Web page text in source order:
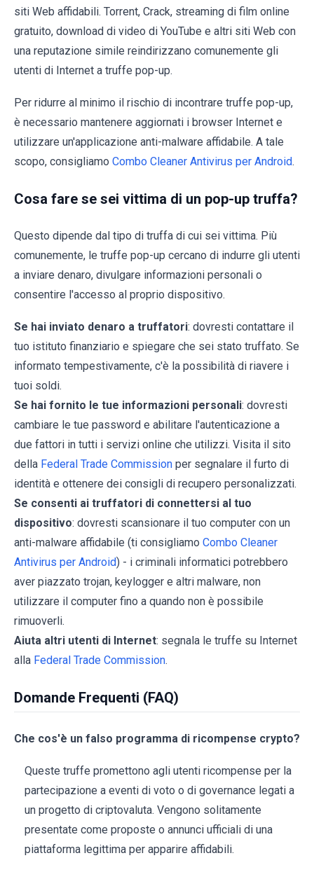
siti Web affidabili. Torrent, Crack, streaming di film online
gratuito, download di video di YouTube e altri siti Web con
una reputazione simile reindirizzano comunemente gli
utenti di Internet a truffe pop-up.
Per ridurre al minimo il rischio di incontrare truffe pop-up,
è necessario mantenere aggiornati i browser Internet e
utilizzare un'applicazione anti-malware affidabile. A tale
scopo, consigliamo Combo Cleaner Antivirus per Android.
Cosa fare se sei vittima di un pop-up truffa?
Questo dipende dal tipo di truffa di cui sei vittima. Più
comunemente, le truffe pop-up cercano di indurre gli utenti
a inviare denaro, divulgare informazioni personali o
consentire l'accesso al proprio dispositivo.
Se hai inviato denaro a truffatori: dovresti contattare il
tuo istituto finanziario e spiegare che sei stato truffato. Se
informato tempestivamente, c'è la possibilità di riavere i
tuoi soldi.
Se hai fornito le tue informazioni personali: dovresti
cambiare le tue password e abilitare l'autenticazione a
due fattori in tutti i servizi online che utilizzi. Visita il sito
della Federal Trade Commission per segnalare il furto di
identità e ottenere dei consigli di recupero personalizzati.
Se consenti ai truffatori di connettersi al tuo
dispositivo: dovresti scansionare il tuo computer con un
anti-malware affidabile (ti consigliamo Combo Cleaner
Antivirus per Android) - i criminali informatici potrebbero
aver piazzato trojan, keylogger e altri malware, non
utilizzare il computer fino a quando non è possibile
rimuoverli.
Aiuta altri utenti di Internet: segnala le truffe su Internet
alla Federal Trade Commission.
Domande Frequenti (FAQ)
Che cos'è un falso programma di ricompense crypto?
Queste truffe promettono agli utenti ricompense per la
partecipazione a eventi di voto o di governance legati a
un progetto di criptovaluta. Vengono solitamente
presentate come proposte o annunci ufficiali di una
piattaforma legittima per apparire affidabili.